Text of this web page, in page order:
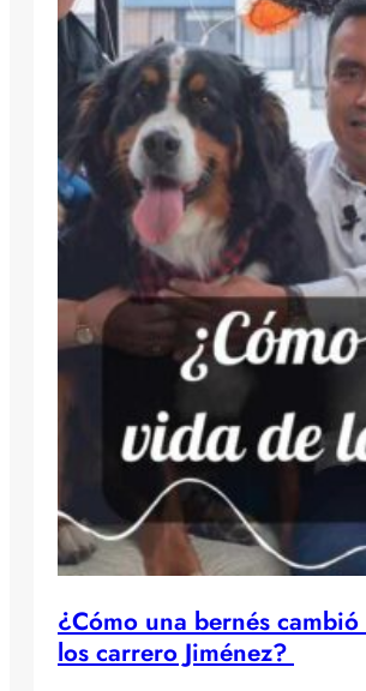
¿Cómo una bernés
los carrero Jiménez?